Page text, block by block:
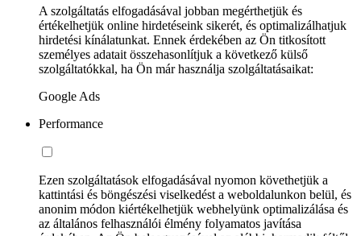
A szolgáltatás elfogadásával jobban megérthetjük és
értékelhetjük online hirdetéseink sikerét, és optimalizálhatjuk
hirdetési kínálatunkat. Ennek érdekében az Ön titkosított
személyes adatait összehasonlítjuk a következő külső
szolgáltatókkal, ha Ön már használja szolgáltatásaikat:
Google Ads
Performance
Ezen szolgáltatások elfogadásával nyomon követhetjük a
kattintási és böngészési viselkedést a weboldalunkon belül, és
anonim módon kiértékelhetjük webhelyünk optimalizálása és
az általános felhasználói élmény folyamatos javítása